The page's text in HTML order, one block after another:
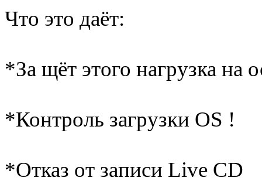
Что это даёт:
*За щёт этого нагрузка на
*Контроль загрузки OS !
*Отказ от записи Live CD